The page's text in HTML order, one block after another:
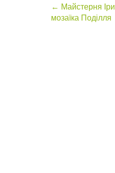
Post
← Майстерня
мозаїка Поділля